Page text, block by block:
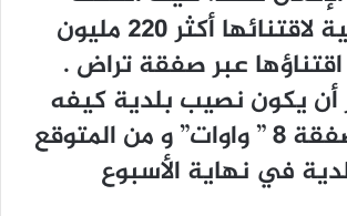
ﻭﺯﺍﺭﺓ ﺍﻟﺪﺍﺧﻠﻴﺔ ﻻﻗﺘﻨﺎﺋﻬﺎ ﺃﻛﺜﺮ 220 ﻣﻠﻴﻮﻥ
ﺍﻗﺘﻨﺎﺅﻫﺎ ﻋﺒﺮ ﺻﻔﻘﺔ ﺗﺮﺍﺽ .
أن يكون نصيب بلدية كيفه
من هذه الصفقة 8 ” واوات” و من المتوقع
في نهاية الأسبوع